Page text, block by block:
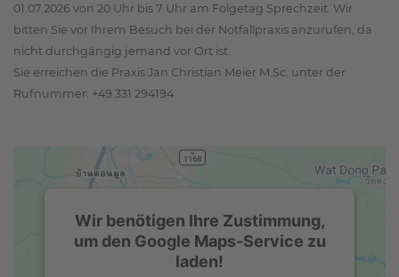
01.07.2026 von 20 Uhr bis 7 Uhr am Folgetag Sprechzeit. Wir
bitten Sie vor Ihrem Besuch bei der Notfallpraxis anzurufen, da
nicht durchgängig jemand vor Ort ist.
Sie erreichen die Praxis Jan Christian Meier M.Sc. unter der
Rufnummer: +49 331 294194
Wir benötigen Ihre Zustimmung,
um den Google Maps-Service zu
laden!